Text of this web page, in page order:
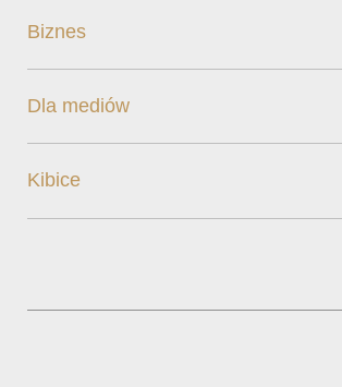
Biznes
Dla mediów
Kibice